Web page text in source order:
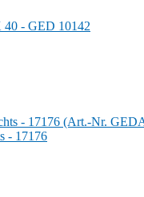
- GED 10142
- 17176